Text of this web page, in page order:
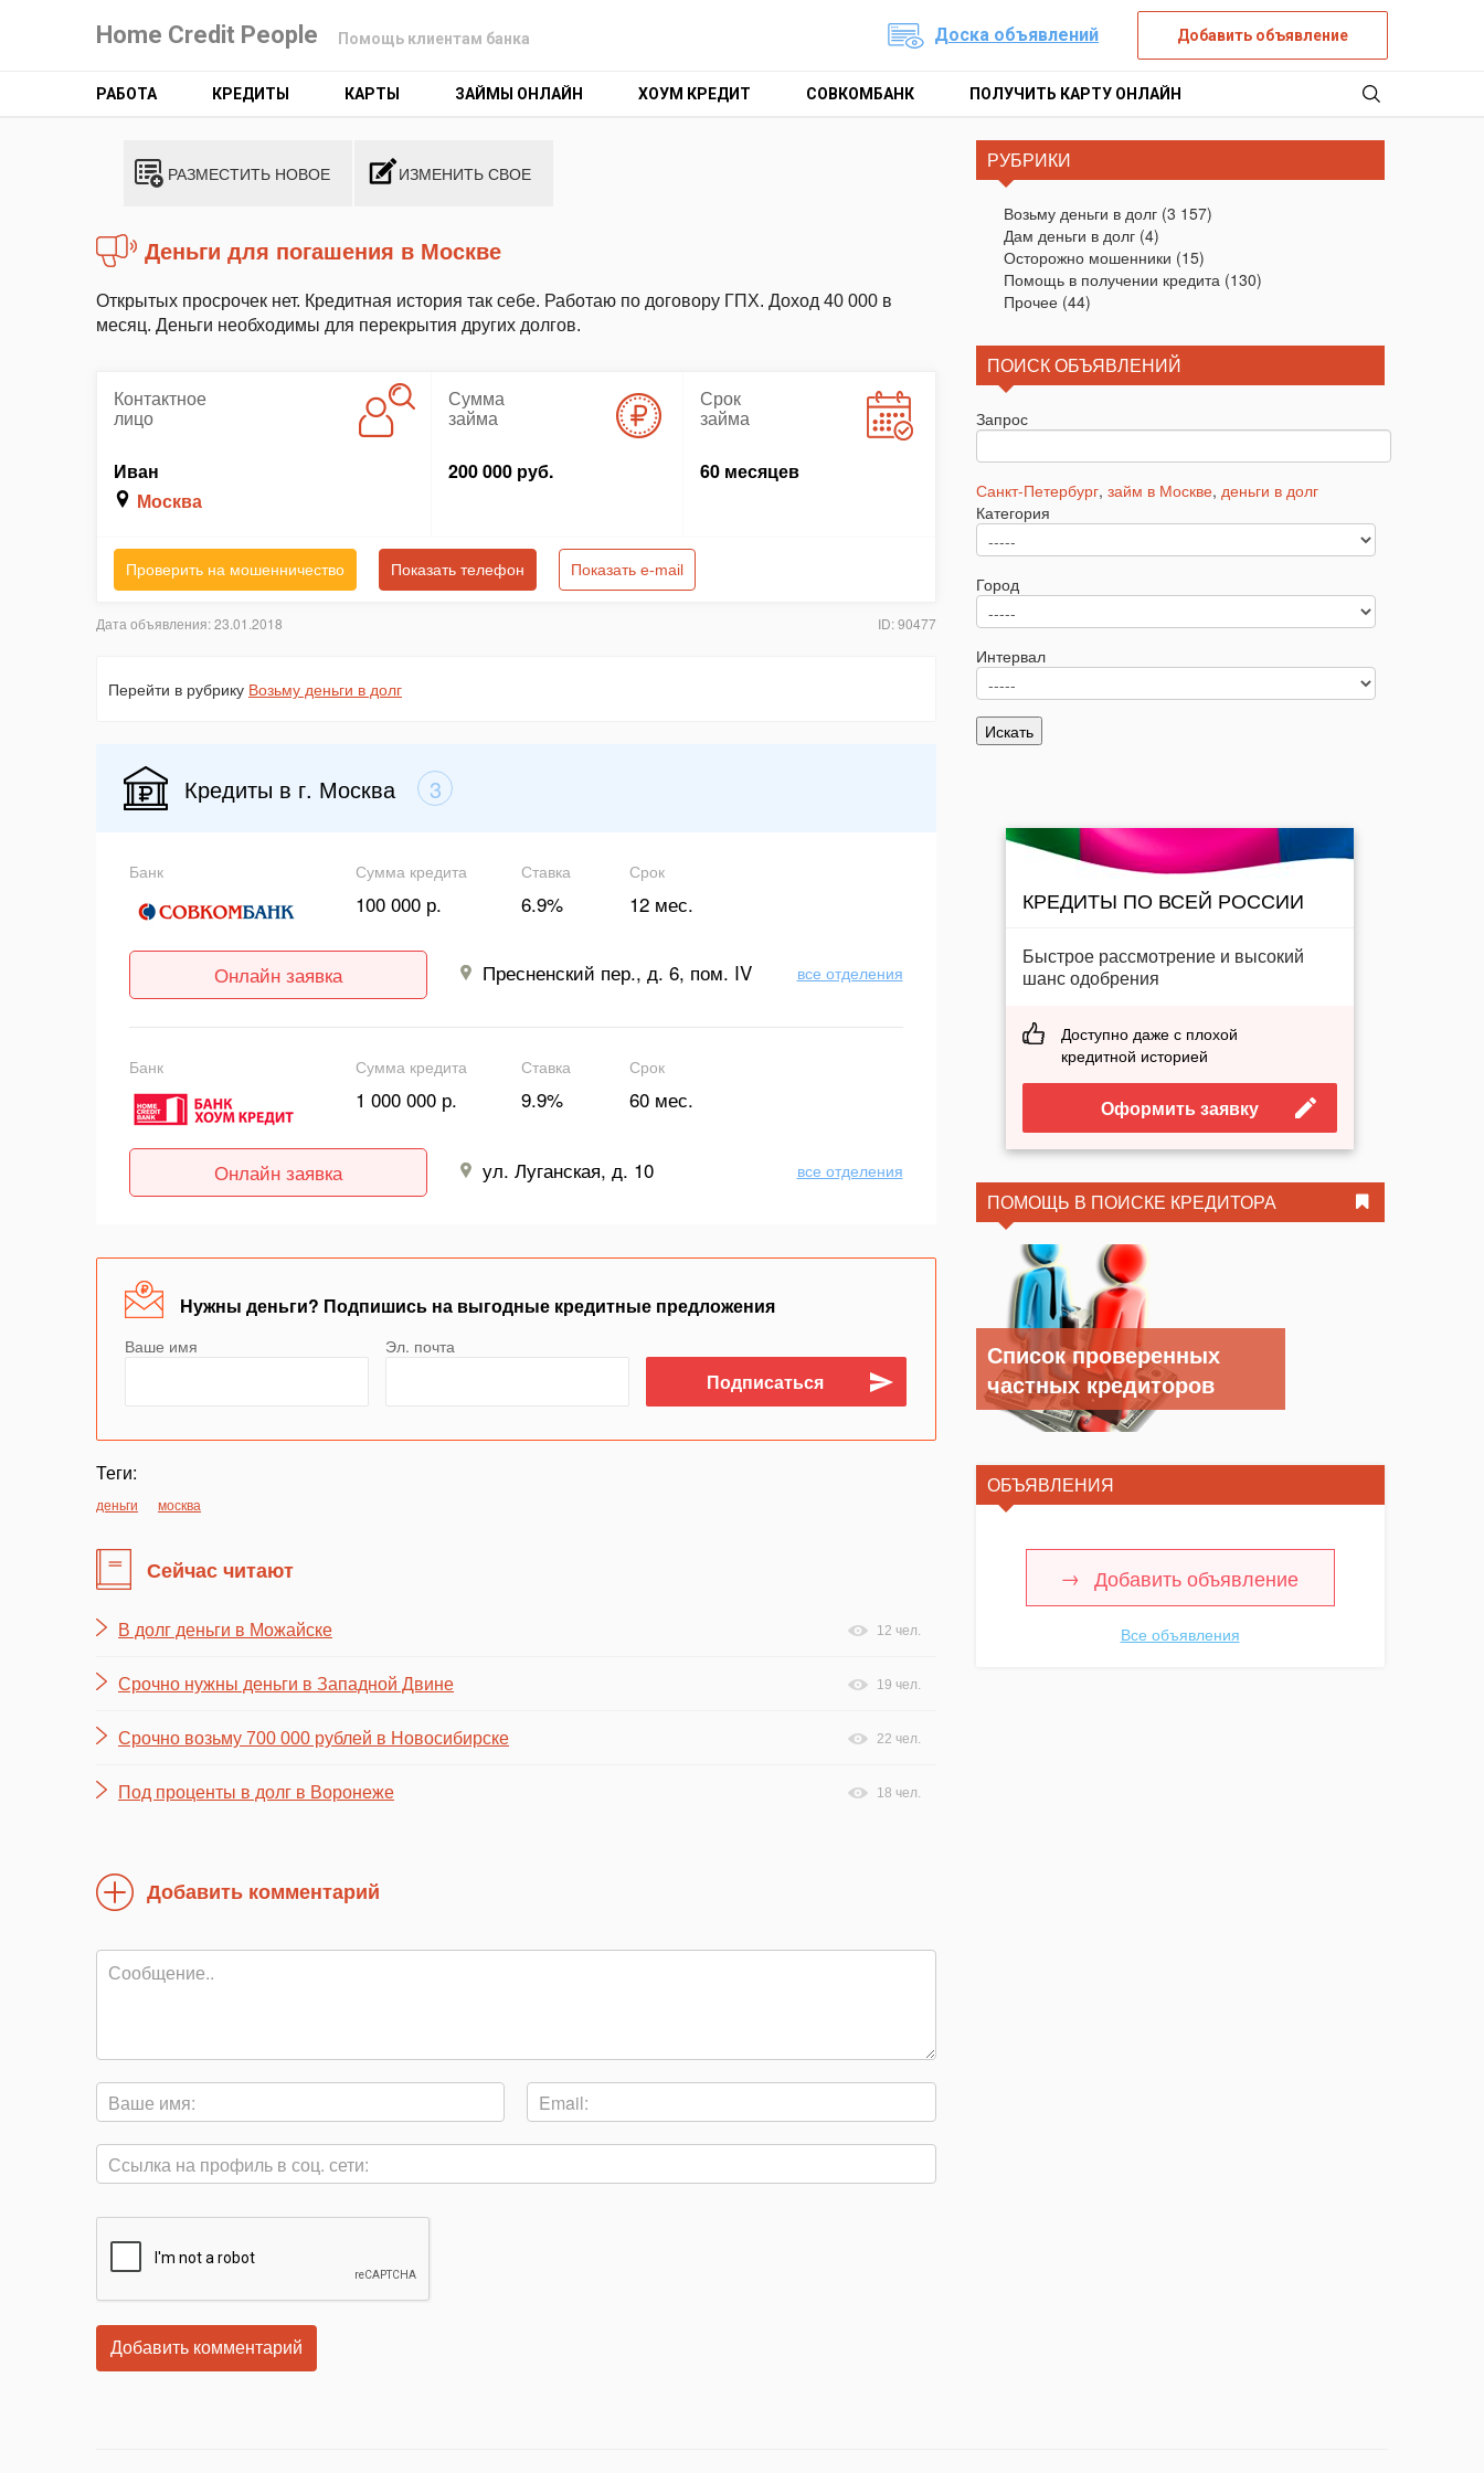
Home Credit People Помощь клиентам банка Доска объявлений Добавить объявление
РАБОТА КРЕДИТЫ КАРТЫ ЗАЙМЫ ОНЛАЙН ХОУМ КРЕДИТ СОВКОМБАНК ПОЛУЧИТЬ КАРТУ ОНЛАЙН
РАЗМЕСТИТЬ НОВОЕ ИЗМЕНИТЬ СВОЕ
Деньги для погашения в Москве
Открытых просрочек нет. Кредитная история так себе. Работаю по договору ГПХ. Доход 40 000 в
месяц. Деньги необходимы для перекрытия других долгов.
Контактное
лицо
Иван
Москва
Сумма
займа
200 000 руб.
Срок
займа
60 месяцев
Проверить на мошенничество Показать телефон Показать e-mail
Дата объявления: 23.01.2018 ID: 90477
Перейти в рубрику Возьму деньги в долг
Кредиты в г. Москва 3
Банк Сумма кредита
100 000 р.
Ставка
6.9%
Срок
12 мес.
Онлайн заявка Пресненский пер., д. 6, пом. IV все отделения
Банк Сумма кредита
1 000 000 р.
Ставка
9.9%
Срок
60 мес.
Онлайн заявка ул. Луганская, д. 10 все отделения
Нужны деньги? Подпишись на выгодные кредитные предложения
Ваше имя Эл. почта
Теги:
деньги москва
Сейчас читают
В долг деньги в Можайске 12 чел.
Срочно нужны деньги в Западной Двине 19 чел.
Срочно возьму 700 000 рублей в Новосибирске 22 чел.
Под проценты в долг в Воронеже 18 чел.
Добавить комментарий
РУБРИКИ
Возьму деньги в долг(3 157)
Дам деньги в долг(4)
Осторожно мошенники (15)
Помощь в получении кредита(130)
Прочее(44)
ПОИСК ОБЪЯВЛЕНИЙ
Запрос
Санкт-Петербург, займ в Москве, деньги в долг
Категория
Город
Интервал
КРЕДИТЫ ПО ВСЕЙ РОССИИ
Быстрое рассмотрение и высокий
шанс одобрения
Доступно даже с плохой
кредитной историей
Оформить заявку
ПОМОЩЬ В ПОИСКЕ КРЕДИТОРА
Список проверенных
частных кредиторов
ОБЪЯВЛЕНИЯ
Добавить объявление
Все объявления